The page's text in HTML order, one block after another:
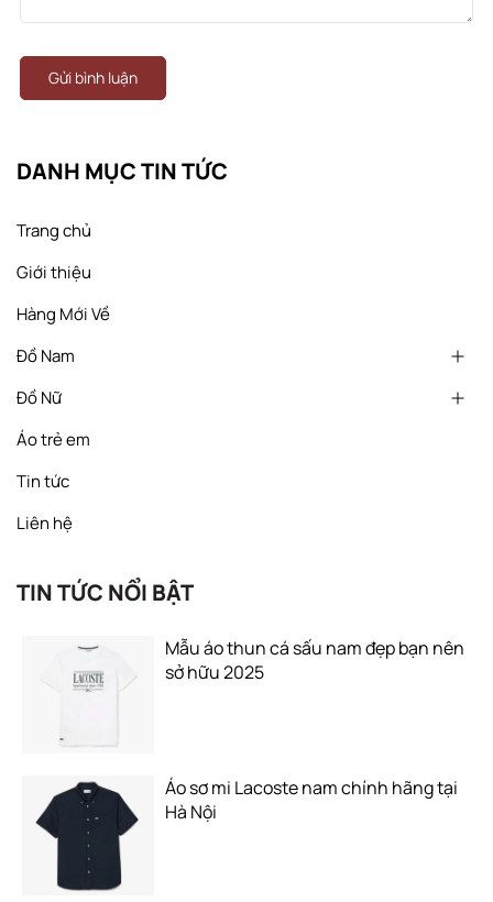
DANH MỤC TIN TỨC
Trang chủ
Giới thiệu
Hàng Mới Về
Đồ Nam
Đồ Nữ
Áo trẻ em
Tin tức
Liên hệ
TIN TỨC NỔI BẬT
Mẫu áo thun cá sấu nam đẹp bạn nên
sở hữu 2025
Áo sơ mi Lacoste nam chính hãng tại
Hà Nội
Gửi bình luận